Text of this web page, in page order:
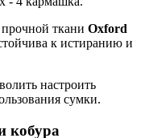
ткани Oxford
к истиранию и
настроить
сумки.
кобура